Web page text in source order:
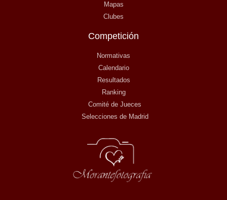
Mapas
Clubes
Competición
Normativas
Calendario
Resultados
Ranking
Comité de Jueces
Selecciones de Madrid